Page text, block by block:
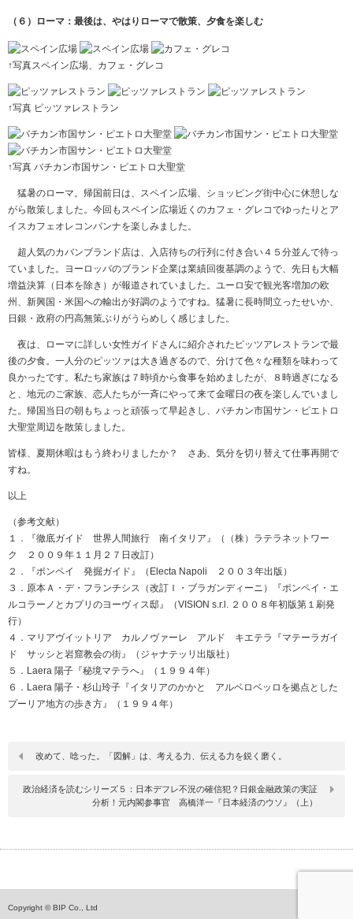
（６）ローマ：最後は、やはりローマで散策、夕食を楽しむ
↑写真スペイン広場、カフェ・グレコ
↑写真 ピッツァレストラン
↑写真 バチカン市国サン・ピエトロ大聖堂
猛暑のローマ。帰国前日は、スペイン広場、ショッピング街中心に休憩しな
がら散策しました。今回もスペイン広場近くのカフェ・グレコでゆったりとア
イスカフェオレコンパンナを楽しみました。
超人気のカバンブランド店は、入店待ちの行列に付き合い４５分並んで待っ
ていました。ヨーロッパのブランド企業は業績回復基調のようで、先日も大幅
増益決算（日本を除き）が報道されていました。ユーロ安で観光客増加の欧
州、新興国・米国への輸出が好調のようですね。猛暑に長時間立ったせいか、
日銀・政府の円高無策ぶりがうらめしく感じました。
夜は、ローマに詳しい女性ガイドさんに紹介されたピッツアレストランで最
後の夕食。一人分のピッツァは大き過ぎるので、分けて色々な種類を味わって
良かったです。私たち家族は７時頃から食事を始めましたが、８時過ぎになる
と、地元のご家族、恋人たちが一斉にやって来て金曜日の夜を楽しんでいまし
た。帰国当日の朝もちょっと頑張って早起きし、バチカン市国サン・ピエトロ
大聖堂周辺を散策しました。
皆様、夏期休暇はもう終わりましたか？ さあ、気分を切り替えて仕事再開で
すね。
以上
（参考文献）
１．『徹底ガイド 世界人間旅行 南イタリア』（（株）ラテラネットワー
ク ２００９年１１月２７日改訂）
２．『ポンペイ 発掘ガイド』（Electa Napoli ２００３年出版）
３．原本Ａ・デ・フランチシス（改訂Ｉ・ブラガンディーニ）『ポンペイ・エ
ルコラーノとカプリのヨーヴィス邸』（VISION s.r.l. ２００８年初版第１刷発
行）
４．マリアヴイットリア カルノヴァーレ アルド キエテラ『マテーラガイ
ド サッシと岩窟教会の街』（ジャナテッリ出版社）
５．Laera 陽子『秘境マテラへ』（１９９４年）
６．Laera 陽子・杉山玲子『イタリアのかかと アルベロベッロを拠点とした
プーリア地方の歩き方』（１９９４年）
改めて、唸った。「図解」は、考える力、伝える力を鋭く磨く。
政治経済を読むシリーズ５：日本デフレ不況の確信犯？日銀金融政策の実証
分析！元内閣参事官 高橋洋一『日本経済のウソ』（上）
Copyright © BIP Co., Ltd